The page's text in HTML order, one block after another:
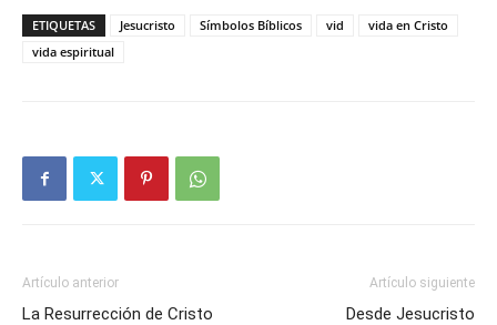
ETIQUETAS Jesucristo Símbolos Bíblicos vid
vida en Cristo
vida espiritual
Artículo anterior
La Resurrección de Cristo
Artículo siguiente
Desde Jesucristo